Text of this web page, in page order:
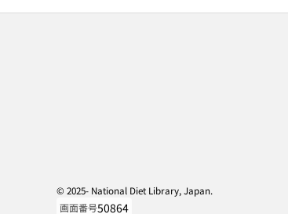
© 2025- National Diet Library, Japan.
画面番号50864